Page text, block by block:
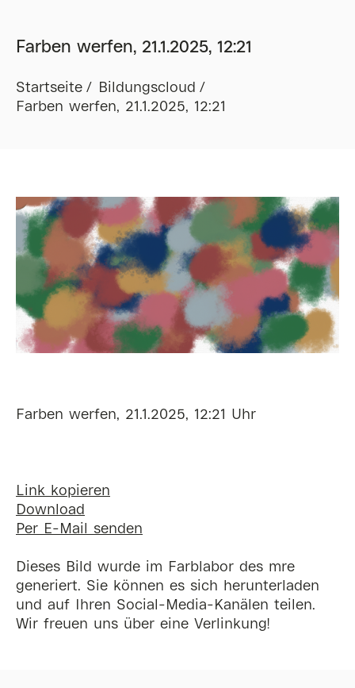
Farben werfen, 21.1.2025, 12:21
Startseite
Bildungscloud
Farben werfen, 21.1.2025, 12:21
Farben werfen, 21.1.2025, 12:21 Uhr
Link kopieren
Download
Per E-Mail senden
Dieses Bild wurde im Farblabor des mre
generiert. Sie können es sich herunterladen
und auf Ihren Social-Media-Kanälen teilen.
Wir freuen uns über eine Verlinkung!